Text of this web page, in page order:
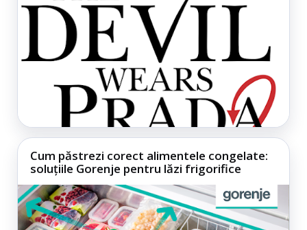
Cum păstrezi corect alimentele congelate:
soluțiile Gorenje pentru lăzi frigorifice